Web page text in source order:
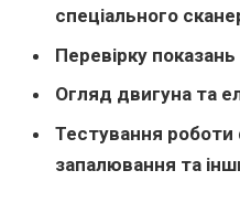
спеціального
Перевірку показань
Огляд двигуна та
Тестування
запалювання та